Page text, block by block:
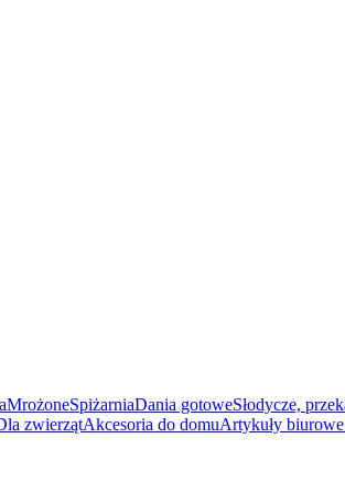
MrożoneSpiżarniaDania gotoweSłodycze,
zwierzątAkcesoria do domuArtykuły